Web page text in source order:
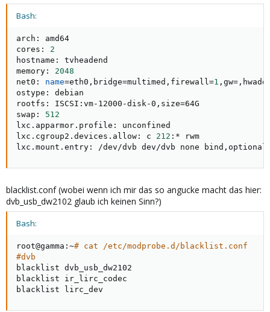
Bash:
arch: amd64
cores: 2
hostname: tvheadend
memory: 2048
net0: name=eth0,bridge=multimed,firewall=1 ,gw=
ostype: debian
rootfs: ISCSI:vm-12000-disk-0,size=64G
swap: 512
lxc.apparmor.profile: unconfined
lxc.cgroup2.devices.allow: c 212 :* rwm
lxc.mount.entry: /dev/dvb dev/dvb none
blacklist.conf (wobei wenn ich mir das so angucke macht das hier:
dvb_usb_dw2102 glaub ich keinen Sinn?)
Bash:
root@gamma:~# cat /etc/modprobe.d/blacklist.conf
#dvb
blacklist dvb_usb_dw2102
blacklist ir_lirc_codec
blacklist lirc_dev